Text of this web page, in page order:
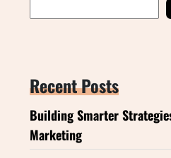
Recent Posts
Building Smarter
Marketing